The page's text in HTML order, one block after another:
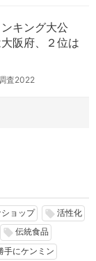
キング大公
阪府、２位は
査2022
ョップ local_offer 活性化
local_offer 伝統食品
手にケンミン